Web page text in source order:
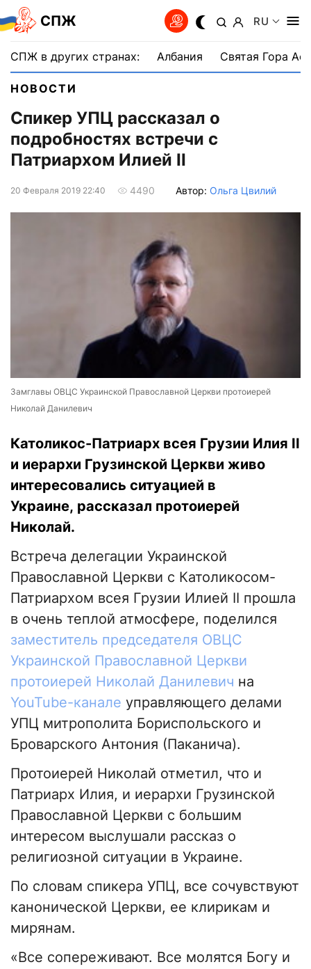
СПЖ RU
СПЖ в других странах: Албания Святая Гора
НОВОСТИ
Спикер УПЦ рассказал о
подробностях встречи с
Патриархом Илией II
20 Февраля 2019 22:40 4490 Автор: Ольга Цвилий
Замглавы ОВЦС Украинской Православной Церкви протоиерей
Николай Данилевич
Католикос-Патриарх всея Грузии Илия II
и иерархи Грузинской Церкви живо
интересовались ситуацией в
Украине, рассказал протоиерей
Николай.
Встреча делегации Украинской
Православной Церкви с Католикосом-
Патриархом всея Грузии Илией II прошла
в очень теплой атмосфере, поделился
заместитель председателя ОВЦС
Украинской Православной Церкви
протоиерей Николай Данилевич на
YouTube-канале управляющего делами
УПЦ митрополита Бориспольского и
Броварского Антония (Паканича).
Протоиерей Николай отметил, что и
Патриарх Илия, и иерархи Грузинской
Православной Церкви с большим
интересом выслушали рассказ о
религиозной ситуации в Украине.
По словам спикера УПЦ, все сочувствуют
канонической Церкви, ее клирикам и
мирянам.
«Все сопереживают. Все молятся Богу и